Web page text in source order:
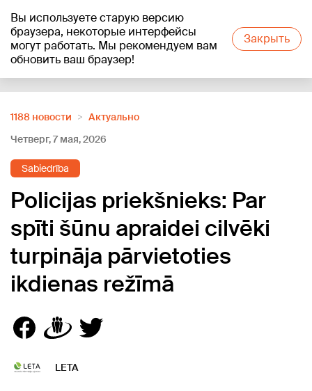
Вы используете старую версию
браузера, некоторые интерфейсы
могут работать. Мы рекомендуем вам
обновить ваш браузер!
Закрыть
+26°C
1188 новости
Актуально
Четверг, 7 мая, 2026
Sabiedrība
Policijas priekšnieks: Par
spīti šūnu apraidei cilvēki
turpināja pārvietoties
ikdienas režīmā
LETA